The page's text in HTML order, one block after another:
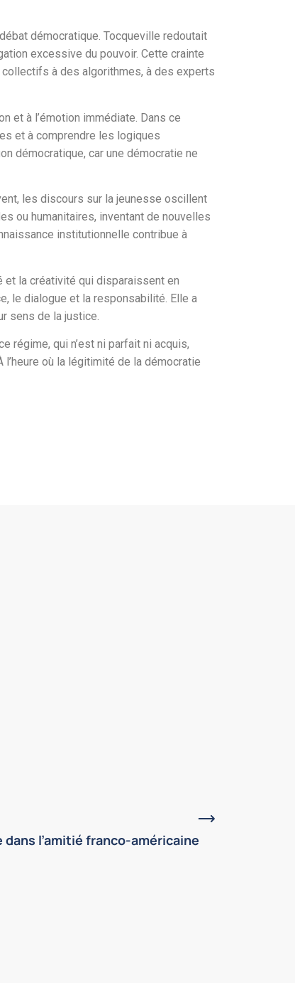
démocratique. Tocqueville redoutait
excessive du pouvoir. Cette crainte
collectifs à des algorithmes, à des experts
et à l’émotion immédiate. Dans ce
et à comprendre les logiques
démocratique, car une démocratie ne
les discours sur la jeunesse oscillent
ou humanitaires, inventant de nouvelles
institutionnelle contribue à
et la créativité qui disparaissent en
le dialogue et la responsabilité. Elle a
sens de la justice.
régime, qui n’est ni parfait ni acquis,
où la légitimité de la démocratie
l’amitié franco-américaine